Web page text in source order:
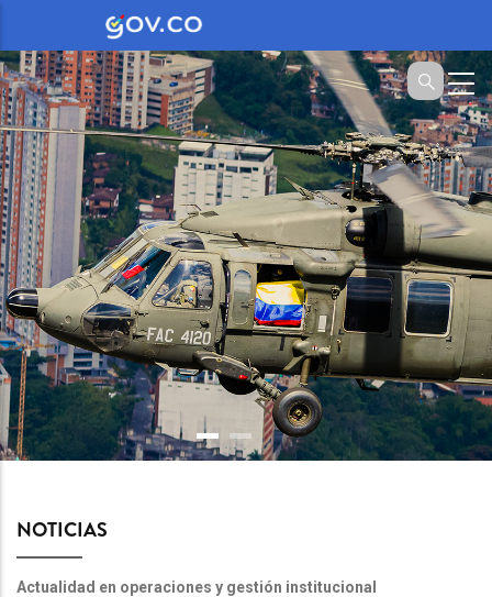
NOTICIAS
Actualidad en operaciones y gestión institucional